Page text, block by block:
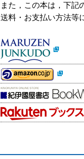
また，この本は，下記
送料・お支払い方法等